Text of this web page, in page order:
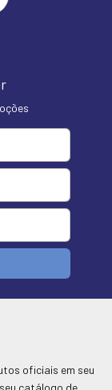
oficiais em seu
catálogo de